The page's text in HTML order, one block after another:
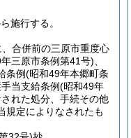
施行する。
合併前の三原市重度心
三原市条例第41号)
条例(昭和49年本郷町条
当支給条例(昭和49年
れた処分、手続その他
規定によりなされたも